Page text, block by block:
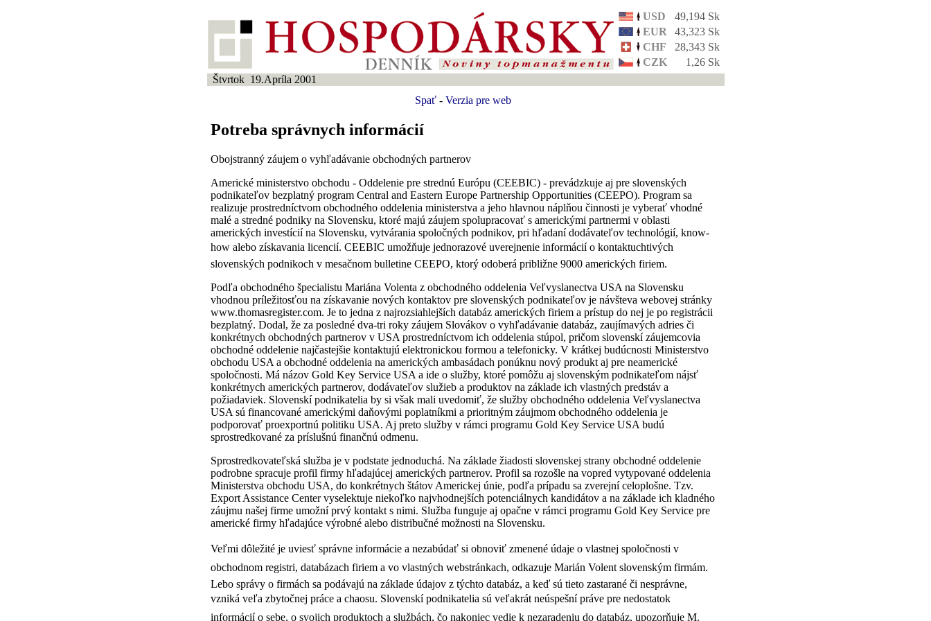
USD
49,194 Sk
EUR
43,323 Sk
CHF
28,343 Sk
CZK
1,26 Sk
Štvrtok 19.Apríla 2001
Spať - Verzia pre web
Potreba správnych informácií
Obojstranný záujem o vyhľadávanie obchodných partnerov
Americké ministerstvo obchodu - Oddelenie pre strednú Európu (CEEBIC) - prevádzkuje aj pre slovenských
podnikateľov bezplatný program Central and Eastern Europe Partnership Opportunities (CEEPO). Program sa
realizuje prostredníctvom obchodného oddelenia ministerstva a jeho hlavnou náplňou činnosti je vyberať vhodné
malé a stredné podniky na Slovensku, ktoré majú záujem spolupracovať s americkými partnermi v oblasti
amerických investícií na Slovensku, vytvárania spoločných podnikov, pri hľadaní dodávateľov technológií, know-
how alebo získavania licencií. CEEBIC umožňuje jednorazové uverejnenie informácií o kontaktuchtivých
slovenských podnikoch v mesačnom bulletine CEEPO, ktorý odoberá približne 9000 amerických firiem.
Podľa obchodného špecialistu Mariána Volenta z obchodného oddelenia Veľvyslanectva USA na Slovensku
vhodnou príležitosťou na získavanie nových kontaktov pre slovenských podnikateľov je návšteva webovej stránky
www.thomasregister.com. Je to jedna z najrozsiahlejších databáz amerických firiem a prístup do nej je po registrácii
bezplatný. Dodal, že za posledné dva-tri roky záujem Slovákov o vyhľadávanie databáz, zaujímavých adries či
konkrétnych obchodných partnerov v USA prostredníctvom ich oddelenia stúpol, pričom slovenskí záujemcovia
obchodné oddelenie najčastejšie kontaktujú elektronickou formou a telefonicky. V krátkej budúcnosti Ministerstvo
obchodu USA a obchodné oddelenia na amerických ambasádach ponúknu nový produkt aj pre neamerické
spoločnosti. Má názov Gold Key Service USA a ide o služby, ktoré pomôžu aj slovenským podnikateľom nájsť
konkrétnych amerických partnerov, dodávateľov služieb a produktov na základe ich vlastných predstáv a
požiadaviek. Slovenskí podnikatelia by si však mali uvedomiť, že služby obchodného oddelenia Veľvyslanectva
USA sú financované americkými daňovými poplatníkmi a prioritným záujmom obchodného oddelenia je
podporovať proexportnú politiku USA. Aj preto služby v rámci programu Gold Key Service USA budú
sprostredkované za príslušnú finančnú odmenu.
Sprostredkovateľská služba je v podstate jednoduchá. Na základe žiadosti slovenskej strany obchodné oddelenie
podrobne spracuje profil firmy hľadajúcej amerických partnerov. Profil sa rozošle na vopred vytypované oddelenia
Ministerstva obchodu USA, do konkrétnych štátov Americkej únie, podľa prípadu sa zverejní celoplošne. Tzv.
Export Assistance Center vyselektuje niekoľko najvhodnejších potenciálnych kandidátov a na základe ich kladného
záujmu našej firme umožní prvý kontakt s nimi. Služba funguje aj opačne v rámci programu Gold Key Service pre
americké firmy hľadajúce výrobné alebo distribučné možnosti na Slovensku.
Veľmi dôležité je uviesť správne informácie a nezabúdať si obnoviť zmenené údaje o vlastnej spoločnosti v
obchodnom registri, databázach firiem a vo vlastných webstránkach, odkazuje Marián Volent slovenským firmám.
Lebo správy o firmách sa podávajú na základe údajov z týchto databáz, a keď sú tieto zastarané či nesprávne,
vzniká veľa zbytočnej práce a chaosu. Slovenskí podnikatelia sú veľakrát neúspešní práve pre nedostatok
informácií o sebe, o svojich produktoch a službách, čo nakoniec vedie k nezaradeniu do databáz, upozorňuje M.